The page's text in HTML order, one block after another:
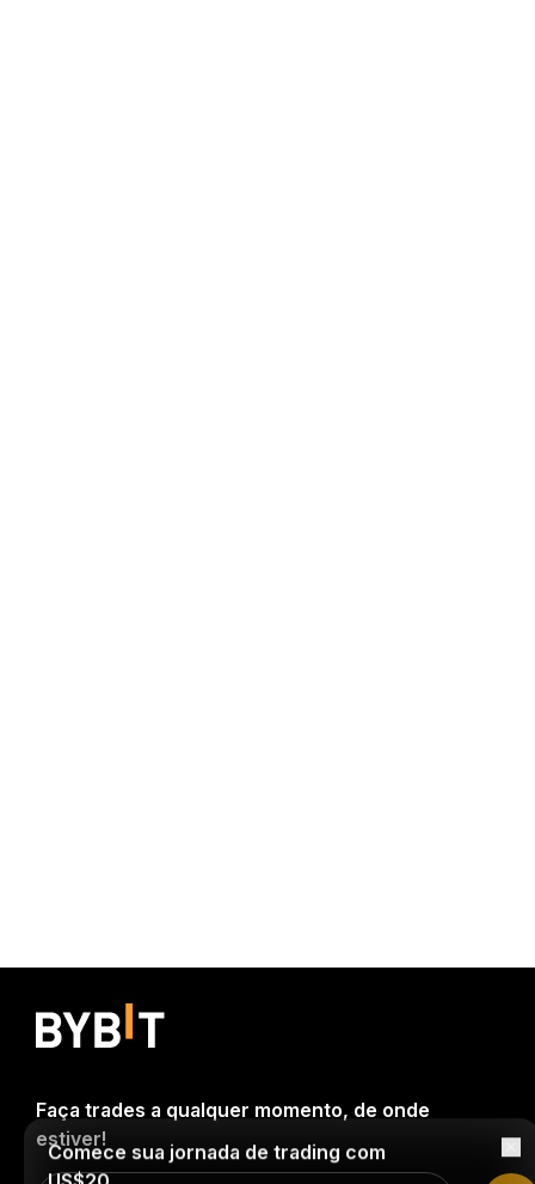
Faça trades a qualquer momento, de onde
estiver!
Comece sua jornada de trading com
US$20